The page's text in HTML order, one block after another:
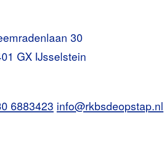
30
GX IJsselstein
6883423 info@rkbsdeopstap.nl